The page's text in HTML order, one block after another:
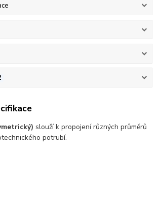
slouží k propojení různých průměrů
potrubí.